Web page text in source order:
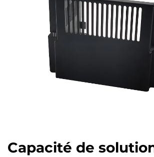
Capacité de